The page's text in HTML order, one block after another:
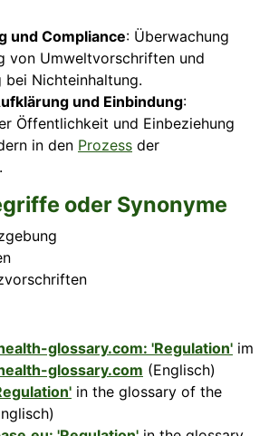
und Compliance: Überwachung
von Umweltvorschriften und
bei Nichteinhaltung.
und Einbindung:
Öffentlichkeit und Einbeziehung
in den Prozess der
oder Synonyme
glossary.com: 'Regulation' im
glossary.com (Englisch)
in the glossary of the